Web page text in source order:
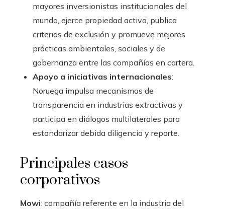
mayores inversionistas institucionales del
mundo, ejerce propiedad activa, publica
criterios de exclusión y promueve mejores
prácticas ambientales, sociales y de
gobernanza entre las compañías en cartera.
Apoyo a iniciativas internacionales:
Noruega impulsa mecanismos de
transparencia en industrias extractivas y
participa en diálogos multilaterales para
estandarizar debida diligencia y reporte.
Principales casos
corporativos
Mowi: compañía referente en la industria del